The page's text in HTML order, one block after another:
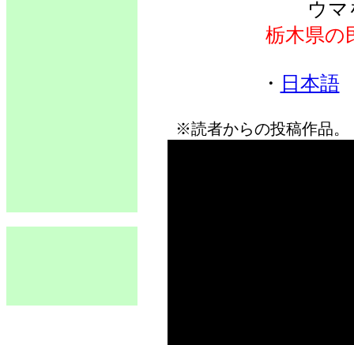
ウ
栃木県の
・ 日本語
※読者からの投稿作品